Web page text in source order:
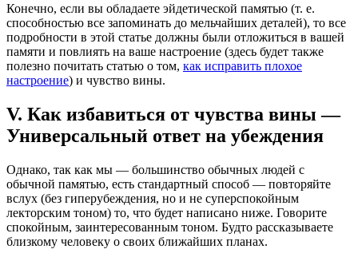
Конечно, если вы обладаете эйдетической памятью (т. е.
способностью все запоминать до мельчайших деталей), то все
подробности в этой статье должны были отложиться в вашей
памяти и повлиять на ваше настроение (здесь будет также
полезно почитать статью о том, как исправить плохое
настроение) и чувство вины.
V. Как избавиться от чувства вины —
Универсальный ответ на убеждения
Однако, так как мы — большинство обычных людей с
обычной памятью, есть стандартный способ — повторяйте
вслух (без гиперубеждения, но и не суперспокойным
лекторским тоном) то, что будет написано ниже. Говорите
спокойным, заинтересованным тоном. Будто рассказываете
близкому человеку о своих ближайших планах.